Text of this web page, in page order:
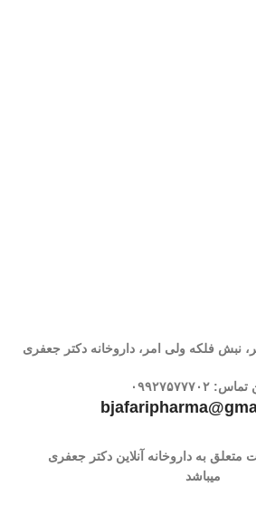
نبش فلکه ولی امر، داروخانه دکتر جعفری
تماس:۰۹۹۲۷۵۷۷۷۰۲
به داروخانه آنلاین دکتر جعفری
میباشد